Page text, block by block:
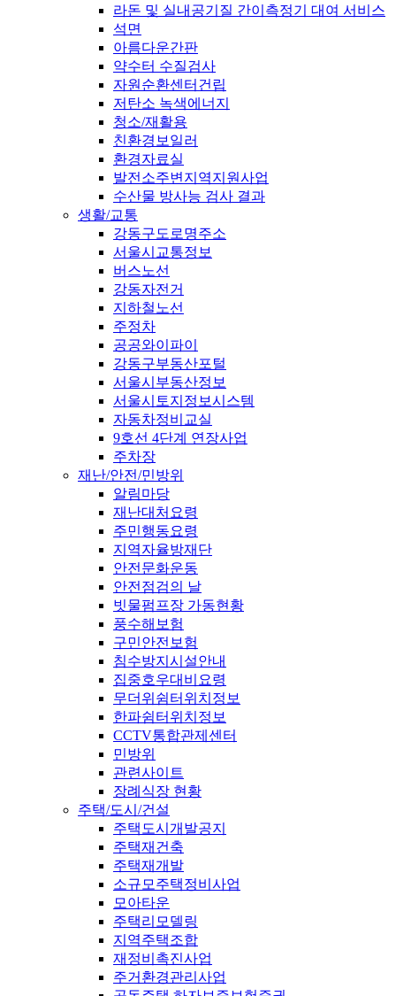
라돈 및 실내공기질 간이측정기 대여 서비스
석면
아름다운간판
약수터 수질검사
자원순환센터건립
저탄소 녹색에너지
청소/재활용
친환경보일러
환경자료실
발전소주변지역지원사업
수산물 방사능 검사 결과
생활/교통
강동구도로명주소
서울시교통정보
버스노선
강동자전거
지하철노선
주정차
공공와이파이
강동구부동산포털
서울시부동산정보
서울시토지정보시스템
자동차정비교실
9호선 4단계 연장사업
주차장
재난/안전/민방위
알림마당
재난대처요령
주민행동요령
지역자율방재단
안전문화운동
안전점검의 날
빗물펌프장 가동현황
풍수해보험
구민안전보험
침수방지시설안내
집중호우대비요령
무더위쉼터위치정보
한파쉼터위치정보
CCTV통합관제센터
민방위
관련사이트
장례식장 현황
주택/도시/건설
주택도시개발공지
주택재건축
주택재개발
소규모주택정비사업
모아타운
주택리모델링
지역주택조합
재정비촉진사업
주거환경관리사업